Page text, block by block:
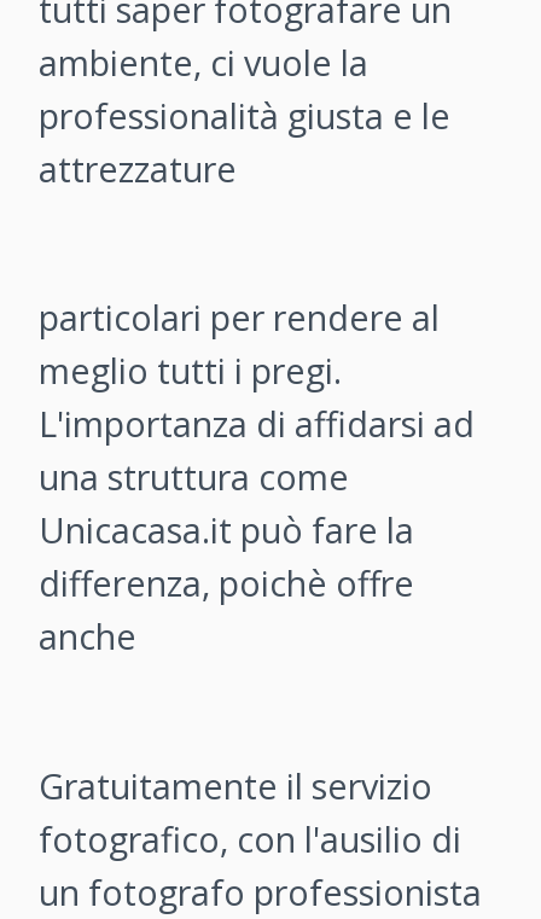
ambiente, ci vuole la
professionalità giusta e le
attrezzature
particolari per rendere al
meglio tutti i pregi.
L'importanza di affidarsi ad
una struttura come
Unicacasa.it può fare la
differenza, poichè offre
anche
Gratuitamente il servizio
fotografico, con l'ausilio di
un fotografo professionista